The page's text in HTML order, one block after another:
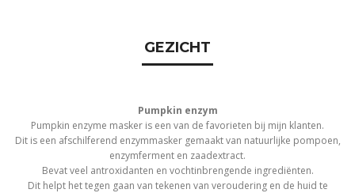
GEZICHT
Pumpkin enzym
Pumpkin enzyme masker is een van de favorieten bij mijn klanten.
Dit is een afschilferend enzymmasker gemaakt van natuurlijke pompoen,
enzymferment en zaadextract.
Bevat veel antroxidanten en vochtinbrengende ingrediënten.
Dit helpt het tegen gaan van tekenen van veroudering en de huid te